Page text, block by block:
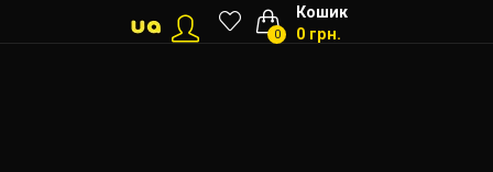
Кошик
0 0 грн.